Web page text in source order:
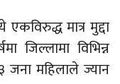
मात्र मुद्दा
जिल्लामा विभिन्न
महिलाले ज्यान